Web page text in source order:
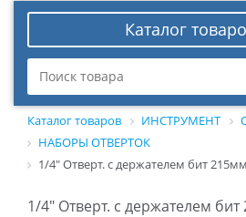
Каталог
Каталог товаров ИНСТРУМЕНТ
НАБОРЫ ОТВЕРТОК
1/4" Отверт. с держателем бит
1/4" Отверт. с держателем бит